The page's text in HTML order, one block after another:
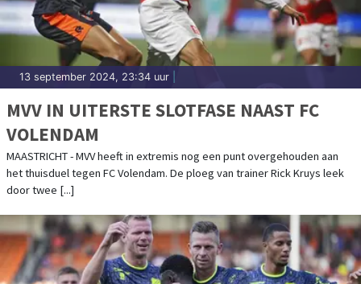
13 september 2024, 23:34 uur
MVV IN UITERSTE SLOTFASE NAAST FC
VOLENDAM
MAASTRICHT - MVV heeft in extremis nog een punt overgehouden aan
het thuisduel tegen FC Volendam. De ploeg van trainer Rick Kruys leek
door twee [...]